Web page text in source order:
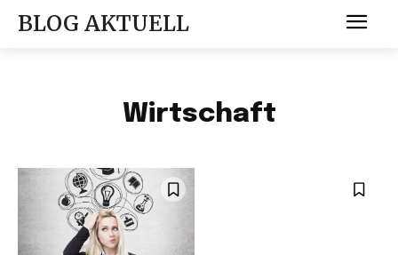
BLOG AKTUELL
Wirtschaft